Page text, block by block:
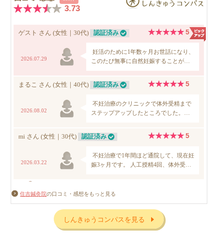
住吉鍼灸院の口コミ・感想をもっと見る
しんきゅうコンパスを見る